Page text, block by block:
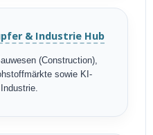
& Industrie Hub
(Construction),
sowie KI-